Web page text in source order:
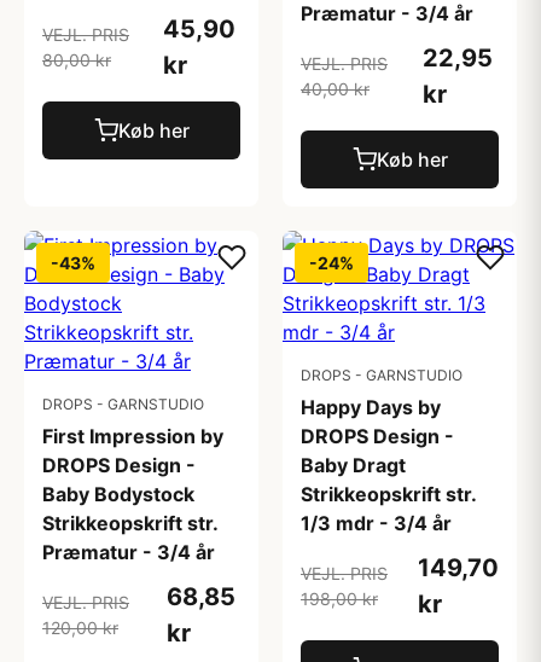
VEJL. PRIS
80,00 kr
45,90
kr
Køb her
Præmatur - 3/4 år
VEJL. PRIS
40,00 kr
22,95
kr
Køb her
-43%
DROPS - GARNSTUDIO
First Impression by
DROPS Design -
Baby Bodystock
Strikkeopskrift str.
Præmatur - 3/4 år
VEJL. PRIS
120,00 kr
68,85
kr
-24%
DROPS - GARNSTUDIO
Happy Days by
DROPS Design -
Baby Dragt
Strikkeopskrift str.
1/3 mdr - 3/4 år
VEJL. PRIS
198,00 kr
149,70
kr